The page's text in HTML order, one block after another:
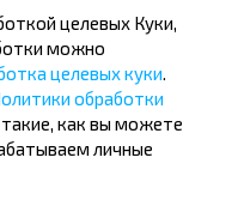
скидки и
INFOBUS.
и
целевых Куки,
можно
целевых куки.
обработки
как вы можете
личные